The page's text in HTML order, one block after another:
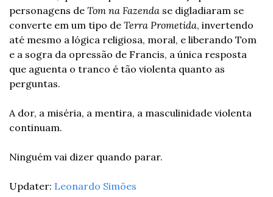
personagens de Tom na Fazenda se digladiaram se
converte em um tipo de Terra Prometida, invertendo
até mesmo a lógica religiosa, moral, e liberando Tom
e a sogra da opressão de Francis, a única resposta
que aguenta o tranco é tão violenta quanto as
perguntas.
A dor, a miséria, a mentira, a masculinidade violenta
continuam.
Ninguém vai dizer quando parar.
Updater: Leonardo Simões